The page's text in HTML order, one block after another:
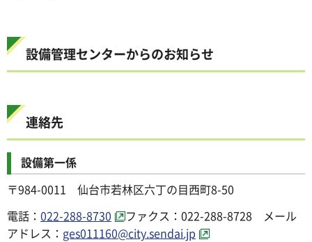
設備管理センターからのお知らせ
連絡先
設備第一係
〒984-0011 仙台市若林区六丁の目西町8-50
電話： 022-288-8730
ファクス：022-288-8728 メール
アドレス： ges011160@city.sendai.jp